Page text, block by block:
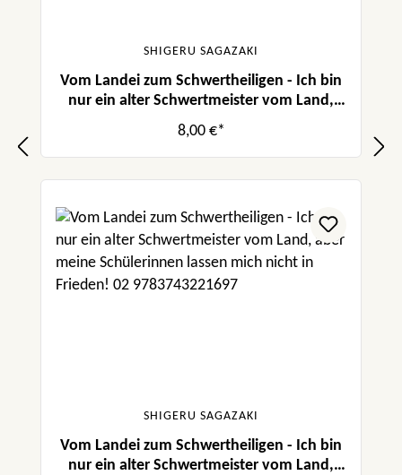
SHIGERU SAGAZAKI
Vom Landei zum Schwertheiligen - Ich bin
nur ein alter Schwertmeister vom Land,
aber meine Schülerinnen lassen mich nicht
in Frieden! 03
8,00 €*
SHIGERU SAGAZAKI
Vom Landei zum Schwertheiligen - Ich bin
nur ein alter Schwertmeister vom Land,